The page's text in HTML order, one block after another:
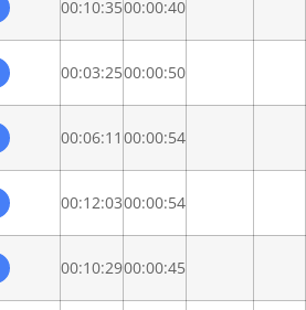
00:10:3500:00:40
00:03:2500:00:50
00:06:11 00:00:54
00:12:0300:00:54
00:10:2900:00:45